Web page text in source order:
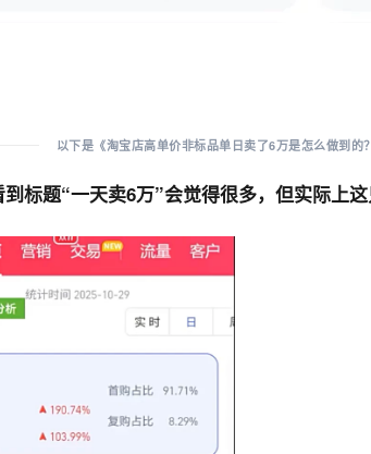
以下是《淘宝店高单价非标品单日卖了6万是怎么做到的
标题“一天卖6万”会觉得很多，但实际上